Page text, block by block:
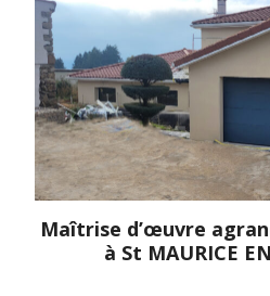
Maîtrise d’œuvre
à St MAURICE